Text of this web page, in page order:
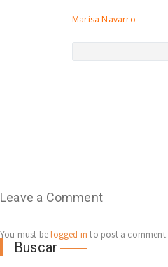
Marisa Navarro
Leave a Comment
You must belogged in to post a comment.
Buscar